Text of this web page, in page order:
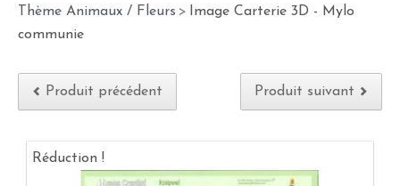
Thème Animaux / Fleurs >
Image Carterie 3D - Mylo
communie
Produit précédent Produit suivant
Réduction !